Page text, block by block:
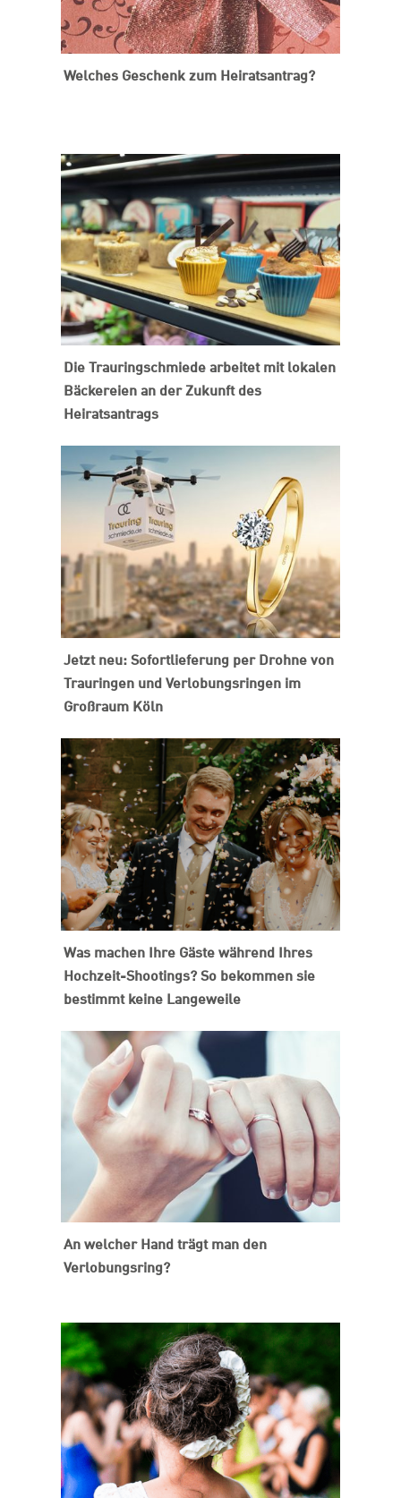
Welches Geschenk zum Heiratsantrag?
Die Trauringschmiede arbeitet mit lokalen
Bäckereien an der Zukunft des
Heiratsantrags
Jetzt neu: Sofortlieferung per Drohne von
Trauringen und Verlobungsringen im
Großraum Köln
Was machen Ihre Gäste während Ihres
Hochzeit-Shootings? So bekommen sie
bestimmt keine Langeweile
An welcher Hand trägt man den
Verlobungsring?